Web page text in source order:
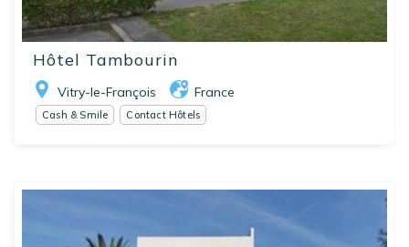
Hôtel Tambourin
Vitry-le-François France
Cash & Smile Contact Hôtels